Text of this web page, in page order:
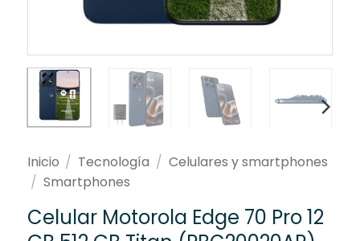
Inicio / Tecnología / Celulares y smartphones
/ Smartphones
Celular Motorola Edge 70 Pro 12